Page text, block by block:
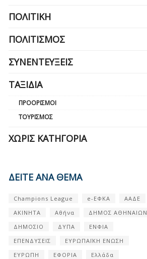
ΠΟΛΙΤΙΚΉ
ΠΟΛΙΤΙΣΜΌΣ
ΣΥΝΕΝΤΕΎΞΕΙΣ
ΤΑΞΊΔΙΑ
ΠΡΟΟΡΙΣΜΟΊ
ΤΟΥΡΙΣΜΌΣ
ΧΩΡΊΣ ΚΑΤΗΓΟΡΊΑ
ΔΕΙΤΕ ΑΝΑ ΘΕΜΑ
Champions League e-ΕΦΚΑ
ΑΑΔΕ
ΑΚΙΝΗΤΑ
Αθήνα
ΔΗΜΟΣ ΑΘΗΝΑΙΩΝ
ΔΗΜΟΣΙΟ
ΔΥΠΑ
ΕΝΦΙΑ
ΕΠΕΝΔΥΣΕΙΣ
ΕΥΡΩΠΑΪΚΗ ΕΝΩΣΗ
ΕΥΡΩΠΗ
ΕΦΟΡΙΑ
Ελλάδα